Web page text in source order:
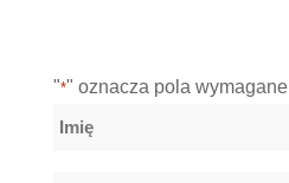
"*" oznacza pola wymagane
Nazwa